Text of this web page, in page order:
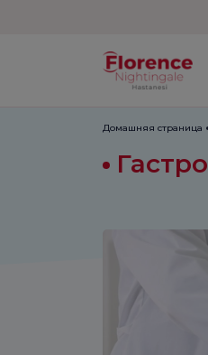
Домашняя страница